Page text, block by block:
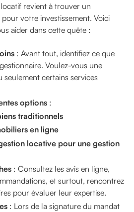
revient à trouver un
votre investissement. Voici
aider dans cette quête :
: Avant tout, identifiez ce que
Voulez-vous une
seulement certains services
options :
traditionnels
en ligne
locative pour une gestion
: Consultez les avis en ligne,
et surtout, rencontrez
pour évaluer leur expertise.
: Lors de la signature du mandat